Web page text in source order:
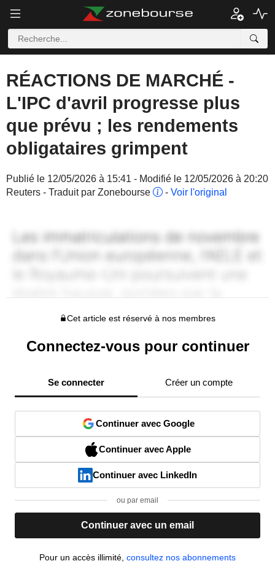
RÉACTIONS DE MARCHÉ -
L'IPC d'avril progresse plus
que prévu ; les rendements
obligataires grimpent
Publié le 12/05/2026 à 15:41 - Modifié le 12/05/2026 à 20:20
Reuters - Traduit par Zonebourse
- Voir l'original
Cet article est réservé à nos membres
Connectez-vous pour continuer
Se connecter Créer un compte
Continuer avec Google
Continuer avec Apple
Continuer avec LinkedIn
ou par email
Continuer avec un email
Pour un accès illimité, consultez nos abonnements